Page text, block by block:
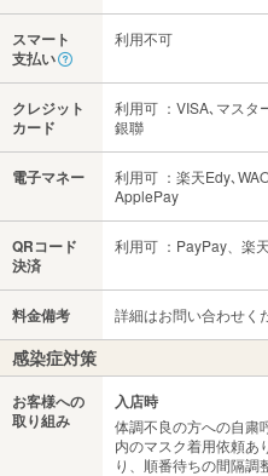
スマート
支払い
利用不可
クレジット
カード
利用可 ：VISA､マスタ
銀聯
電子マネー
利用可 ：楽天Edy､
ApplePay
QRコード
決済
利用可 ：PayPay、楽
料金備考 詳細はお問い合わせく
感染症対策
お客様への
取り組み
入店時
体調不良の方への自粛
内のマスク着用依頼あ
り、順番待ちの間隔調